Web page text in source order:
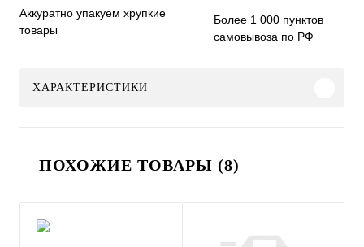
Аккуратно упакуем хрупкие
товары
Более 1 000 пунктов
самовывоза по РФ
ХАРАКТЕРИСТИКИ
ПОХОЖИЕ ТОВАРЫ (8)